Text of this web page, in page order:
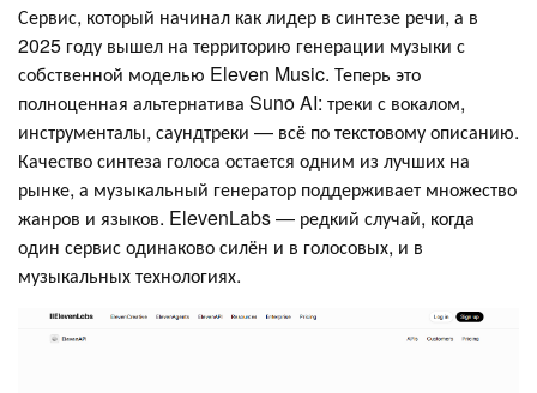
Сервис, который начинал как лидер в синтезе речи, а в
2025 году вышел на территорию генерации музыки с
собственной моделью Eleven Music. Теперь это
полноценная альтернатива Suno AI: треки с вокалом,
инструменталы, саундтреки — всё по текстовому описанию.
Качество синтеза голоса остается одним из лучших на
рынке, а музыкальный генератор поддерживает множество
жанров и языков. ElevenLabs — редкий случай, когда
один сервис одинаково силён и в голосовых, и в
музыкальных технологиях.